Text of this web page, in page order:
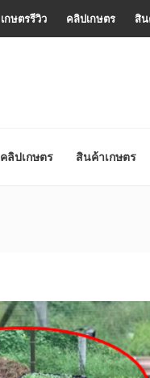
เกษตรรีวิว คลิปเกษตร สิน
คลิปเกษตร สินค้าเกษตร